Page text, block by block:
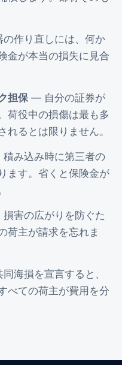
作り直しには、何か
金が本当の損失に見合
担保— 自分の証券が
荷役中の損傷は最も多
れるとは限りません。
み込み時に第三者の
ます。省くと保険金が
害の広がりを防ぐた
荷主が請求を忘れま
海損を宣言すると、
べての荷主が費用を分